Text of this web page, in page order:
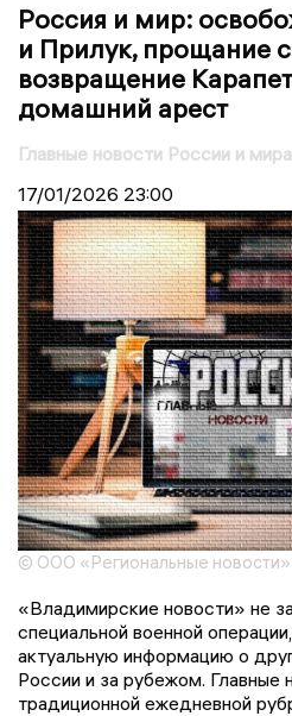
Россия и мир:
и Прилук, прощание
возвращение
домашний арест
Главные новости России и мира
17/01/2026 23:00
© ООО «Региональные новости»
«Владимирские новости» не
специальной военной
актуальную информацию о
России и за рубежом. Главные
традиционной ежедневной